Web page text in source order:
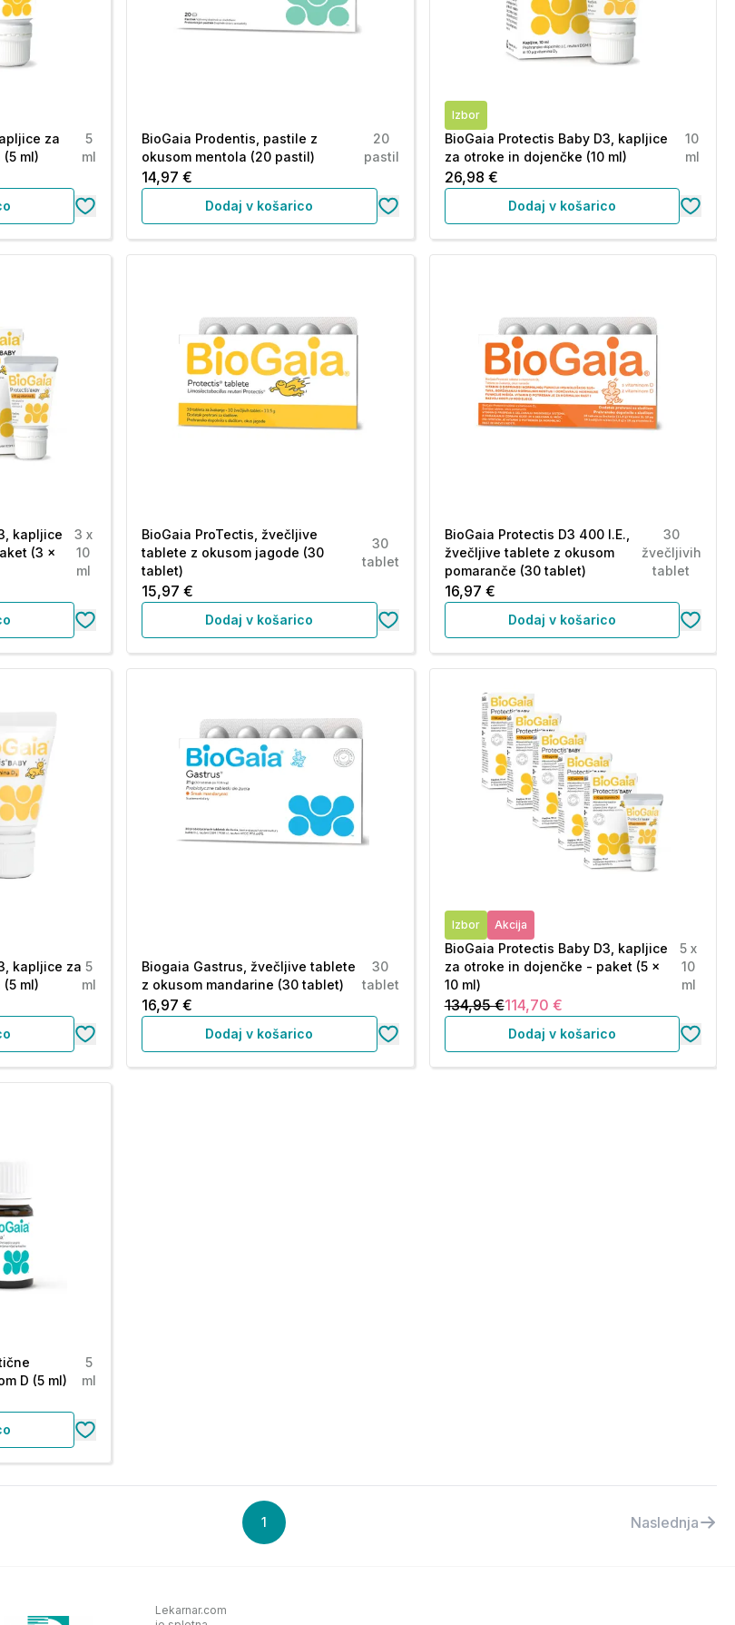
za
ml)
5
ml
BioGaia Prodentis, pastile z
okusom mentola (20 pastil)
20
pastil
14,97 €
Dodaj v košarico
Izbor
BioGaia Protectis Baby D3, kapljice
za otroke in dojenčke (10 ml)
10
ml
26,98 €
Dodaj v košarico
kapljice
(3 x
3 x
10
ml
BioGaia ProTectis, žvečljive
tablete z okusom jagode (30
tablet)
30
tablet
15,97 €
Dodaj v košarico
BioGaia Protectis D3 400 I.E.,
žvečljive tablete z okusom
pomaranče (30 tablet)
30
žvečljivih
tablet
16,97 €
Dodaj v košarico
kapljice za
ml)
5
ml
Biogaia Gastrus, žvečljive tablete
z okusom mandarine (30 tablet)
30
tablet
16,97 €
Dodaj v košarico
Izbor Akcija
BioGaia Protectis Baby D3, kapljice
za otroke in dojenčke - paket (5 x
10 ml)
5 x
10
ml
134,95 €114,70 €
Dodaj v košarico
D (5 ml)
5
ml
1 Naslednja
Lekarnar.com